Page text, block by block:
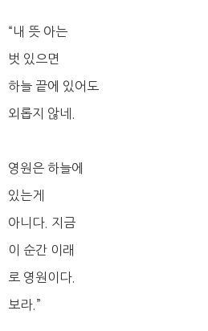
“내 뜻 아는
벗 있으면
하늘 끝에 있어도
외롭지 않네.
영원은 하늘에
있는게
아니다. 지금
이 순간 이래
로 영원이다.
보라.”